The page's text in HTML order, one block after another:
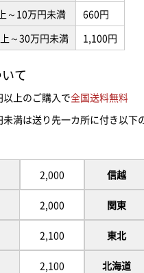
～10万円未満
660円
～30万円未満
1,100円
て
以上のご購入で全国送料無料
未満は送り先一カ所に付き以下
2,000
2,000
2,100
2,100
信越
関東
東北
北海道